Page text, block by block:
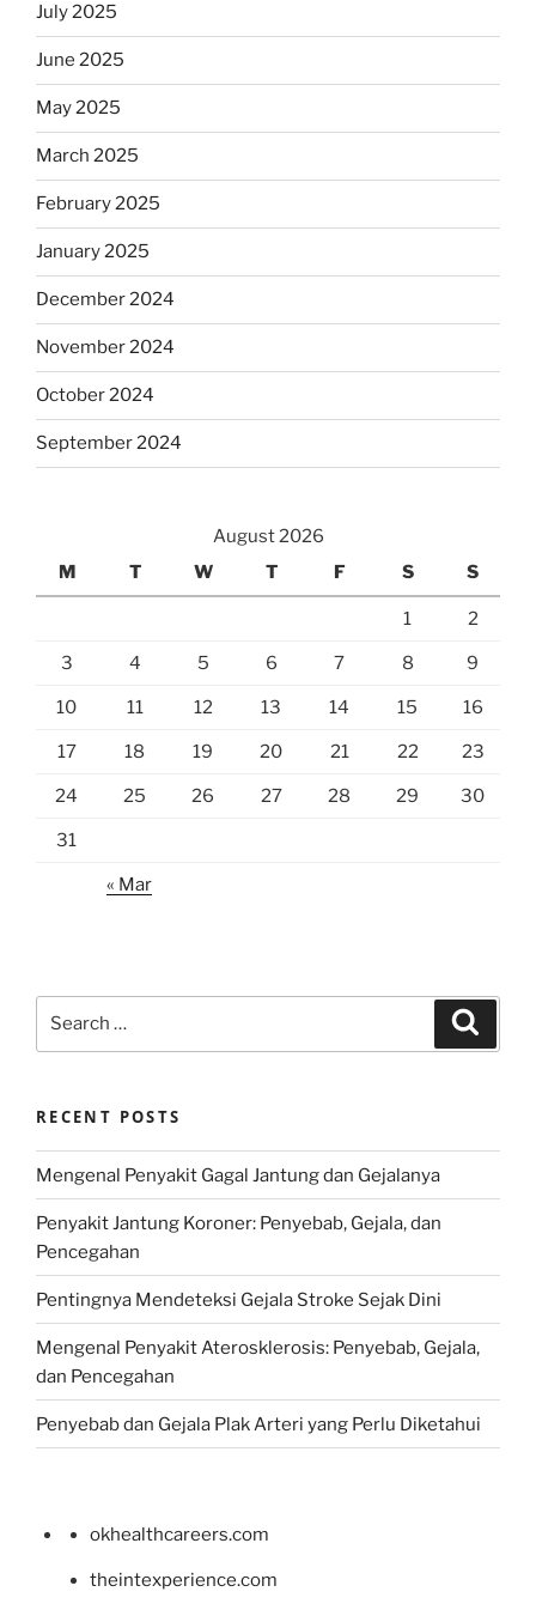
July 2025
June 2025
May 2025
March 2025
February 2025
January 2025
December 2024
November 2024
October 2024
September 2024
August 2026
M
T W T F S S
1 2
3 4 5 6 7 8 9
10 11 12 13 14 15 16
17 18 19 20 21 22 23
24 25 26 27 28 29 30
31
« Mar
RECENT POSTS
Mengenal Penyakit Gagal Jantung dan Gejalanya
Penyakit Jantung Koroner: Penyebab, Gejala, dan
Pencegahan
Pentingnya Mendeteksi Gejala Stroke Sejak Dini
Mengenal Penyakit Aterosklerosis: Penyebab, Gejala,
dan Pencegahan
Penyebab dan Gejala Plak Arteri yang Perlu Diketahui
okhealthcareers.com
theintexperience.com